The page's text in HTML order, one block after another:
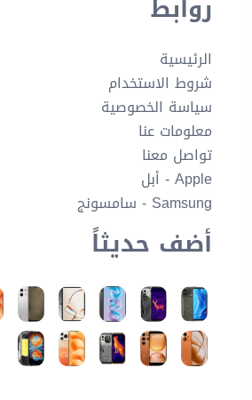
روابط
الرئيسية
شروط الاستخدام
سياسة الخصوصية
معلومات عنا
تواصل معنا
Apple - أبل
Samsung - سامسونج
أضف حديثاً